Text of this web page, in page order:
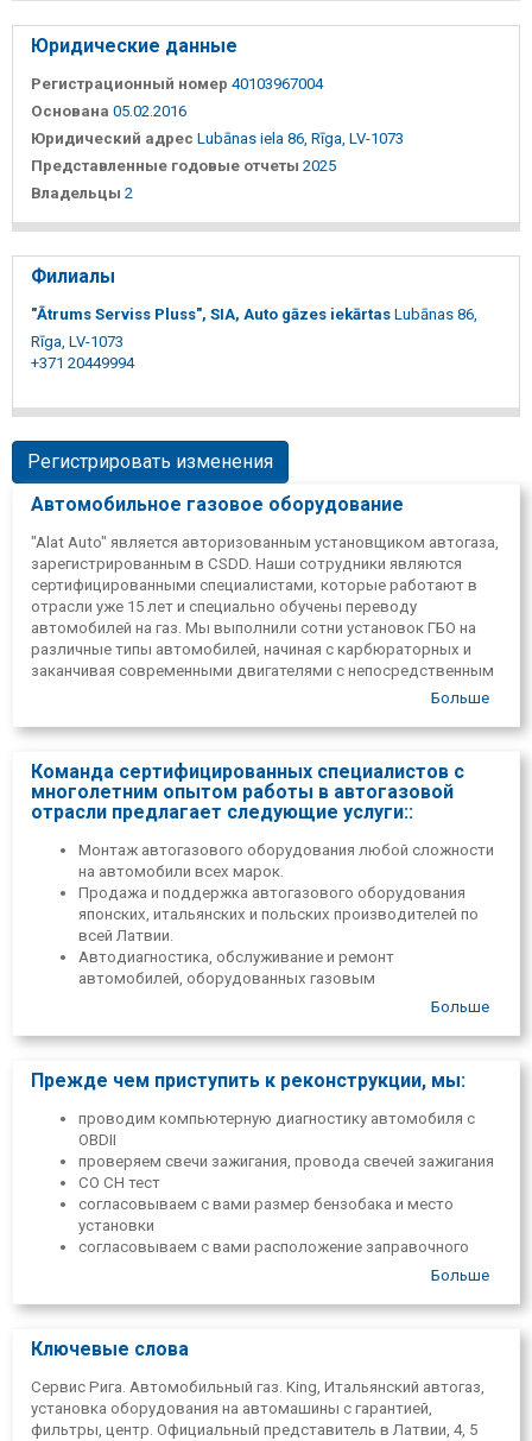
Юридические данные
Регистрационный номер 40103967004
Основана 05.02.2016
Юридический адрес Lubānas iela 86, Rīga, LV-1073
Представленные годовые отчеты 2025
Владельцы 2
Филиалы
"Ātrums Serviss Pluss", SIA, Auto gāzes iekārtas Lubānas 86,
Rīga, LV-1073
+371 20449994
Регистрировать изменения
Автомобильное газовое оборудование
"Alat Auto" является авторизованным установщиком автогаза,
зарегистрированным в CSDD. Наши сотрудники являются
сертифицированными специалистами, которые работают в
отрасли уже 15 лет и специально обучены переводу
автомобилей на газ. Мы выполнили сотни установок ГБО на
различные типы автомобилей, начиная с карбюраторных и
заканчивая современными двигателями с непосредственным
Больше
Команда сертифицированных специалистов с
многолетним опытом работы в автогазовой
отрасли предлагает следующие услуги::
Монтаж автогазового оборудования любой сложности
на автомобили всех марок.
Продажа и поддержка автогазового оборудования
японских, итальянских и польских производителей по
всей Латвии.
Автодиагностика, обслуживание и ремонт
автомобилей, оборудованных газовым
автомобилей с газовым оборудованием.
Дополнительные услуги, предоставляемые нашими
специалистами:
Компьютерная диагностика автомашин.
Выхлопных газов( CO-CH) проверка и настройка
состава.
Больше
Прежде чем приступить к реконструкции, мы:
проводим компьютерную диагностику автомобиля с
OBDII
проверяем свечи зажигания, провода свечей зажигания
CO CH тест
согласовываем с вами размер бензобака и место
установки
согласовываем с вами расположение заправочного
лучшее решение для вашего автомобиля. При необходимости
Больше
Ключевые слова
Сервис Рига. Автомобильный газ. King, Итальянский автогаз,
установка оборудования на автомашины с гарантией,
фильтры, центр. Официальный представитель в Латвии, 4, 5